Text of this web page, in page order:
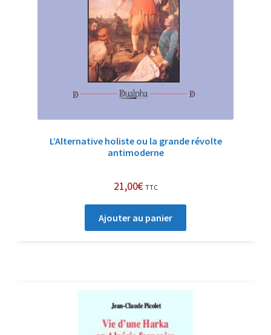
L’Alternative holiste ou la grande révolte
antimoderne
21,00€ TTC
Ajouter au panier